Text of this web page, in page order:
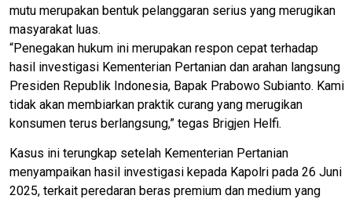
mutu merupakan bentuk pelanggaran serius yang merugikan
masyarakat luas.
“Penegakan hukum ini merupakan respon cepat terhadap
hasil investigasi Kementerian Pertanian dan arahan langsung
Presiden Republik Indonesia, Bapak Prabowo Subianto. Kami
tidak akan membiarkan praktik curang yang merugikan
konsumen terus berlangsung,” tegas Brigjen Helfi.
Kasus ini terungkap setelah Kementerian Pertanian
menyampaikan hasil investigasi kepada Kapolri pada 26 Juni
2025, terkait peredaran beras premium dan medium yang